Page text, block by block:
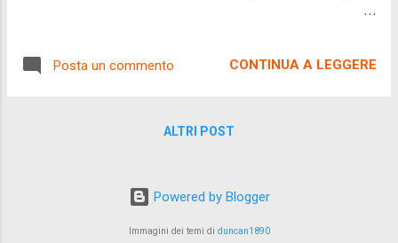
energicamente contro i gruppi religiosi "non
stata durissima. Il terreno di scontro: "la
un movimento che predicava e praticava il
Posta un commento CONTINUA A LEGGERE
ALTRI POST
Powered by Blogger
Immagini dei temi di duncan1890